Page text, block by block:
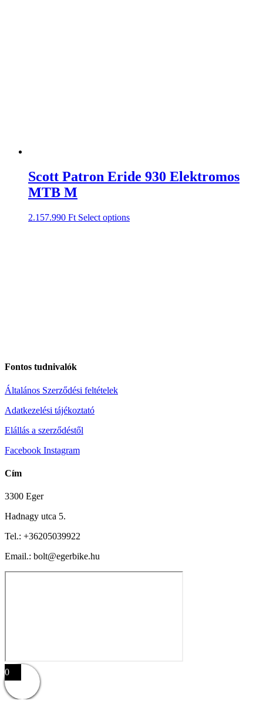
Scott Patron Eride 930 Elektromos
MTB M
2.157.990 Ft Select options
Fontos tudnivalók
Általános Szerződési feltételek
Adatkezelési tájékoztató
Elállás a szerződéstől
Facebook Instagram
Cím
3300 Eger
Hadnagy utca 5.
Tel.: +36205039922
Email.: bolt@egerbike.hu
0